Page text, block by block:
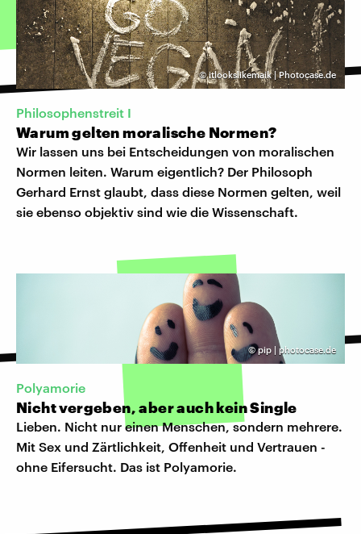
©itlookslikemaik | Photocase.de
Philosophenstreit I
Warum gelten moralische Normen?
Wir lassen uns bei Entscheidungen von moralischen
Normen leiten. Warum eigentlich? Der Philosoph
Gerhard Ernst glaubt, dass diese Normen gelten, weil
sie ebenso objektiv sind wie die Wissenschaft.
©pip | photocase.de
Polyamorie
Nicht vergeben, aber auch kein Single
Lieben. Nicht nur einen Menschen, sondern mehrere.
Mit Sex und Zärtlichkeit, Offenheit und Vertrauen -
ohne Eifersucht. Das ist Polyamorie.